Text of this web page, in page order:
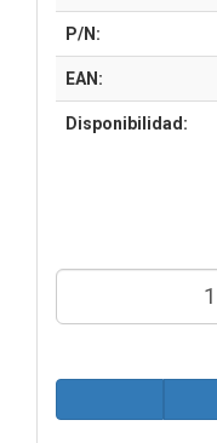
P/N:
EAN:
Disponibilidad: